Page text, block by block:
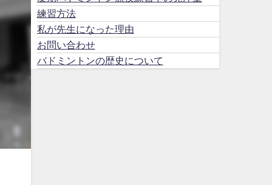
練習方法
私が先生になった理由
お問い合わせ
バドミントンの歴史について